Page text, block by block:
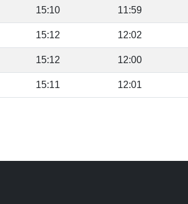
11:59
15:10
12:02
15:12
12:00
15:12
12:01
15:11